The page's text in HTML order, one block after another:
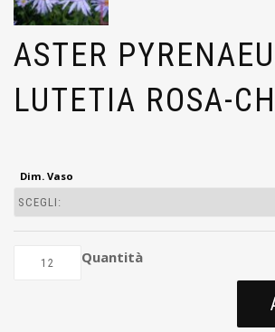
ASTER
LUTETIA ROSA-
Dim. Vaso
Quantità